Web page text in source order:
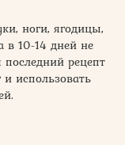
ноги, ягодицы,
в 10-14 дней не
последний рецепт
использовать